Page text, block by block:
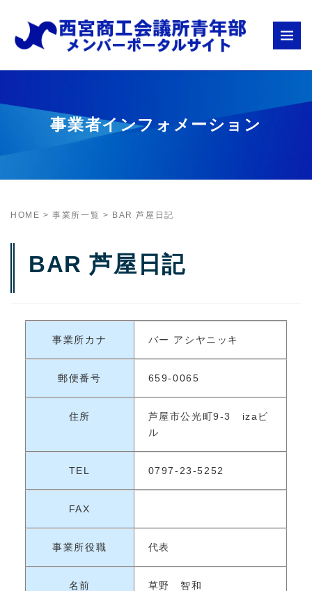
事業者インフォメーション
HOME >事業所一覧 > BAR 芦屋日記
BAR 芦屋日記
事業所カナ バー アシヤニッキ
郵便番号 659-0065
住所
芦屋市公光町9-3 izaビ
ル
TEL 0797-23-5252
FAX
事業所役職 代表
名前 草野 智和